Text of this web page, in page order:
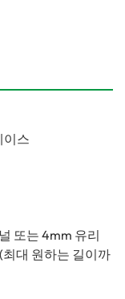
이스
또는 4mm 유리
대 원하는 길이까